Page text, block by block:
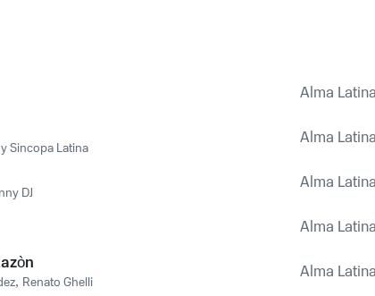
Alma
Sincopa Latina Alma
DJ Alma
Alma
, Renato Ghelli Alma